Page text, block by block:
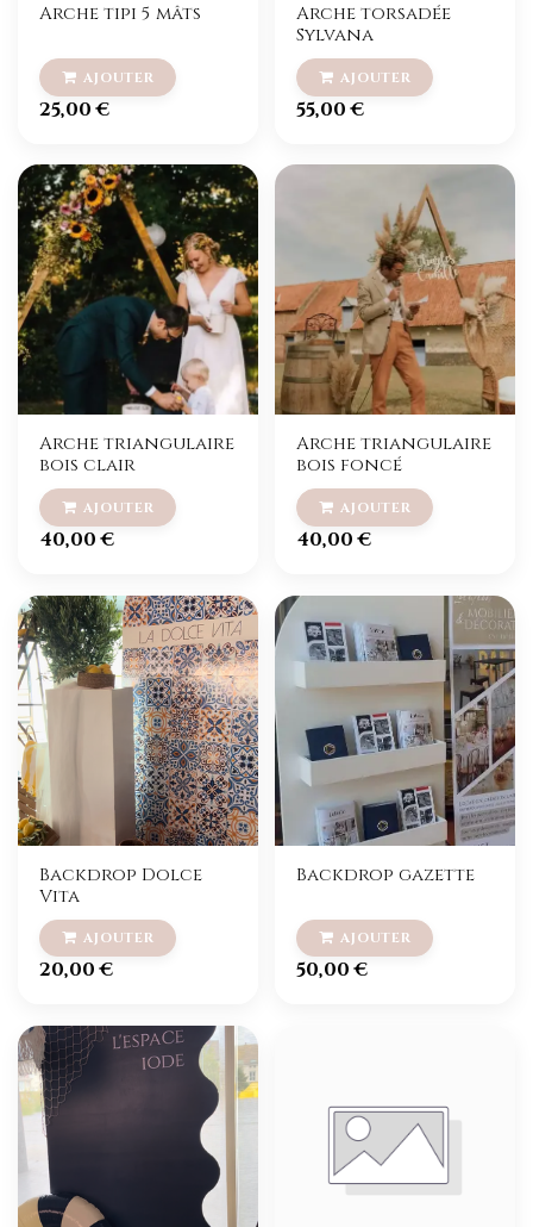
Arche tipi 5 mâts
25,00€
Arche torsadée
Sylvana
55,00€
Arche triangulaire
bois clair
40,00€
Arche triangulaire
bois foncé
40,00€
Backdrop Dolce
Vita
20,00€
Backdrop gazette
50,00€